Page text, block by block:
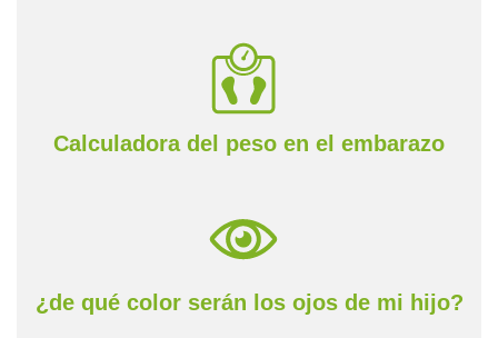
Calculadora del peso en el embarazo
¿de qué color serán los ojos de mi hijo?